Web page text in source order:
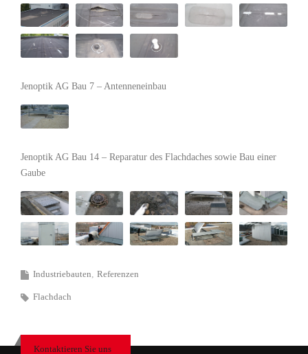
Jenoptik AG Bau 7 – Antenneneinbau
Jenoptik AG Bau 14 – Reparatur des Flachdaches sowie Bau einer
Gaube
Industriebauten Referenzen
Flachdach
Kontaktieren Sie uns